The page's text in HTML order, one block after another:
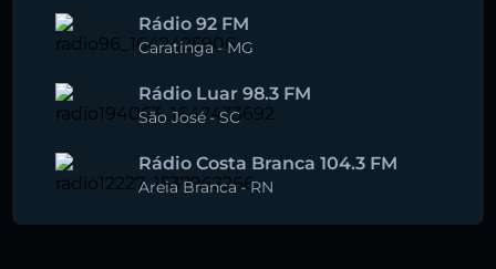
Rádio 92 FM
Caratinga -MG
Rádio Luar 98.3 FM
São José -SC
Rádio Costa Branca 104.3 FM
Areia Branca-RN